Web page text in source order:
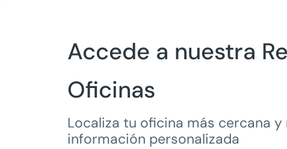
Accede a nuestra
Oficinas
Localiza tu oficina más cercana y
información personalizada